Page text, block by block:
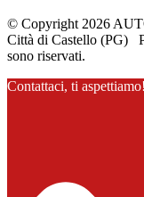
© Copyright 2026
Città di Castello (PG)
sono riservati.
Contattaci, ti aspettiamo!